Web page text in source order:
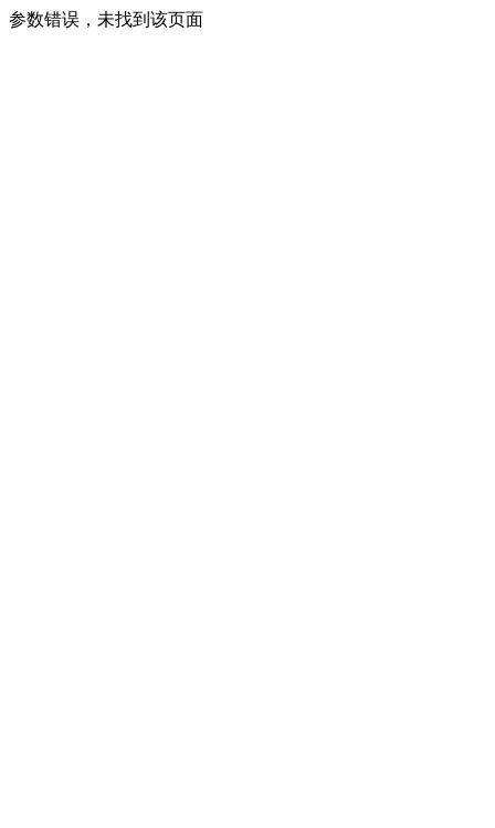
参数错误，未找到该页面